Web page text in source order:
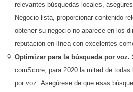
relevantes búsquedas locales,
Negocio lista, proporcionar contenido
obtener su negocio no aparece en los
reputación en línea con excelentes
Optimizar para la búsqueda por voz.
comScore, para 2020 la mitad de
por voz. Asegúrese de que esas